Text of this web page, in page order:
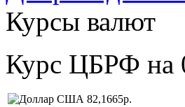
Курсы валют
Курс ЦБРФ на
82,1665р.